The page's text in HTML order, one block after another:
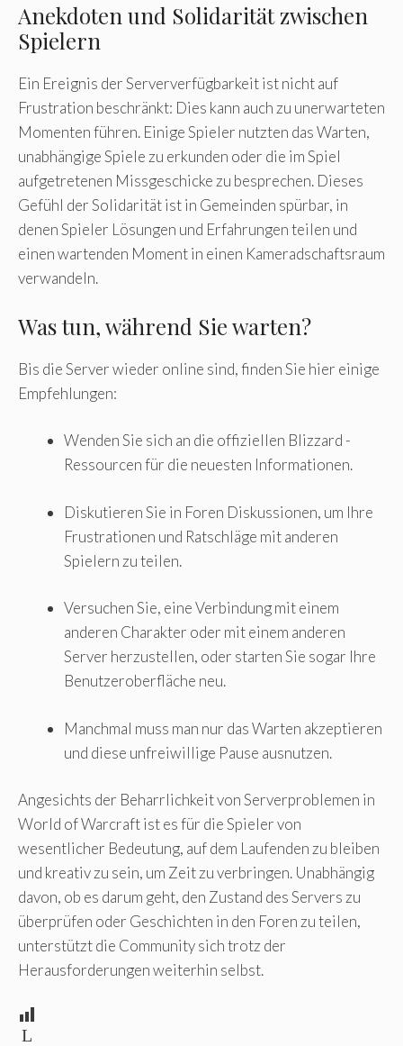
Anekdoten und Solidarität zwischen
Spielern
Ein Ereignis der Serververfügbarkeit ist nicht auf
Frustration beschränkt: Dies kann auch zu unerwarteten
Momenten führen. Einige Spieler nutzten das Warten,
unabhängige Spiele zu erkunden oder die im Spiel
aufgetretenen Missgeschicke zu besprechen. Dieses
Gefühl der Solidarität ist in Gemeinden spürbar, in
denen Spieler Lösungen und Erfahrungen teilen und
einen wartenden Moment in einen Kameradschaftsraum
verwandeln.
Was tun, während Sie warten?
Bis die Server wieder online sind, finden Sie hier einige
Empfehlungen:
Wenden Sie sich an die offiziellen Blizzard -
Ressourcen für die neuesten Informationen.
Diskutieren Sie in Foren Diskussionen, um Ihre
Frustrationen und Ratschläge mit anderen
Spielern zu teilen.
Versuchen Sie, eine Verbindung mit einem
anderen Charakter oder mit einem anderen
Server herzustellen, oder starten Sie sogar Ihre
Benutzeroberfläche neu.
Manchmal muss man nur das Warten akzeptieren
und diese unfreiwillige Pause ausnutzen.
Angesichts der Beharrlichkeit von Serverproblemen in
World of Warcraft ist es für die Spieler von
wesentlicher Bedeutung, auf dem Laufenden zu bleiben
und kreativ zu sein, um Zeit zu verbringen. Unabhängig
davon, ob es darum geht, den Zustand des Servers zu
überprüfen oder Geschichten in den Foren zu teilen,
unterstützt die Community sich trotz der
Herausforderungen weiterhin selbst.
L